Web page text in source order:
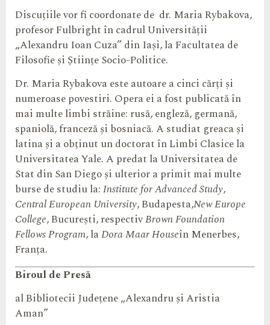
Discuțiile vor fi coordonate de dr. Maria Rybakova,
profesor Fulbright în cadrul Universității
„Alexandru Ioan Cuza” din Iași, la Facultatea de
Filosofie și Științe Socio-Politice.
Dr. Maria Rybakova este autoare a cinci cărți și
numeroase povestiri. Opera ei a fost publicată în
mai multe limbi străine: rusă, engleză, germană,
spaniolă, franceză și bosniacă. A studiat greaca și
latina și a obținut un doctorat în Limbi Clasice la
Universitatea Yale. A predat la Universitatea de
Stat din San Diego și ulterior a primit mai multe
burse de studiu la:Institute for Advanced Study,
Central European University, Budapesta,New Europe
College, București, respectivBrown Foundation
Fellows Program, laDora Maar Houseîn Menerbes,
Franța.
Biroul de Presă
al Bibliotecii Județene „Alexandru și Aristia
Aman”